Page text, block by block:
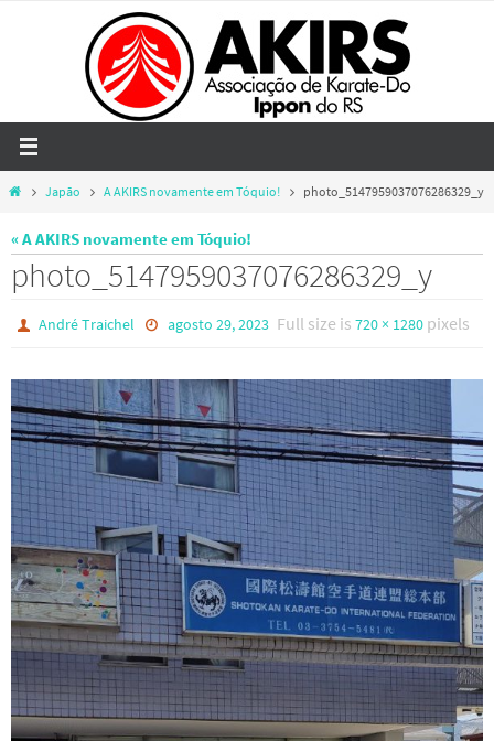
HomeJapão A AKIRS novamente em Tóquio! photo_5147959037076286329_y
« A AKIRS novamente em Tóquio!
photo_5147959037076286329_y
André Traichel agosto 29, 2023 Full size is 720 × 1280pixels